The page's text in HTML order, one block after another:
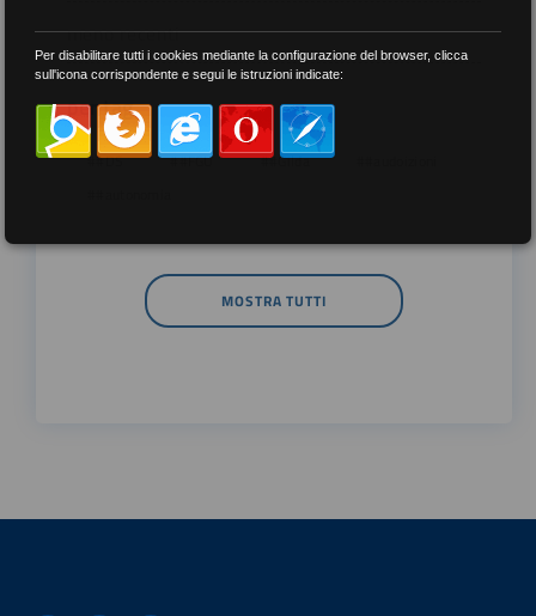
meno recenti
per tag
##DS ##FGU ##Gilda
MOSTRA TUTTI
Per disabilitare tutti i cookies mediante la configurazione del browser, clicca
sull'icona corrispondente e segui le istruzioni indicate: